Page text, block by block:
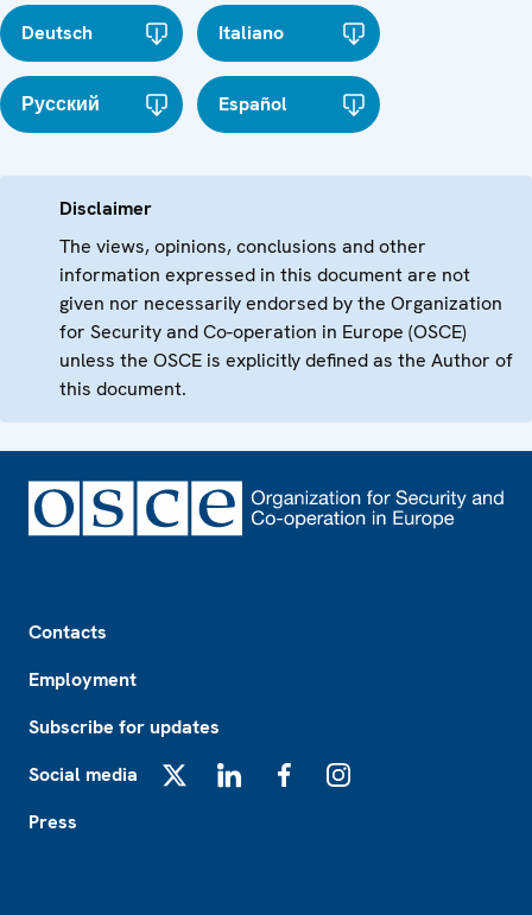
Deutsch Italiano
Русский Español
Disclaimer
The views, opinions, conclusions and other
information expressed in this document are not
given nor necessarily endorsed by the Organization
for Security and Co-operation in Europe (OSCE)
unless the OSCE is explicitly defined as the Author of
this document.
Contacts
Employment
Subscribe for updates
Social media
Press